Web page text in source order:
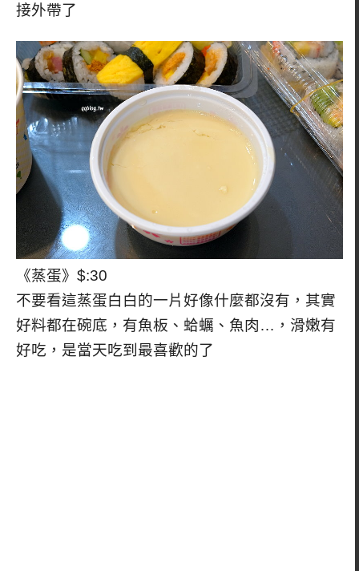
接外帶了
《蒸蛋》$:30
不要看這蒸蛋白白的一片好像什麼都沒有，其實
好料都在碗底，有魚板、蛤蠣、魚肉…，滑嫩有
好吃，是當天吃到最喜歡的了